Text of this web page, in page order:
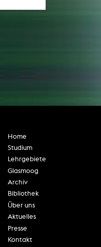
Home
Studium
Lehrgebiete
Glasmoog
Archiv
Bibliothek
Über uns
Aktuelles
Presse
Kontakt